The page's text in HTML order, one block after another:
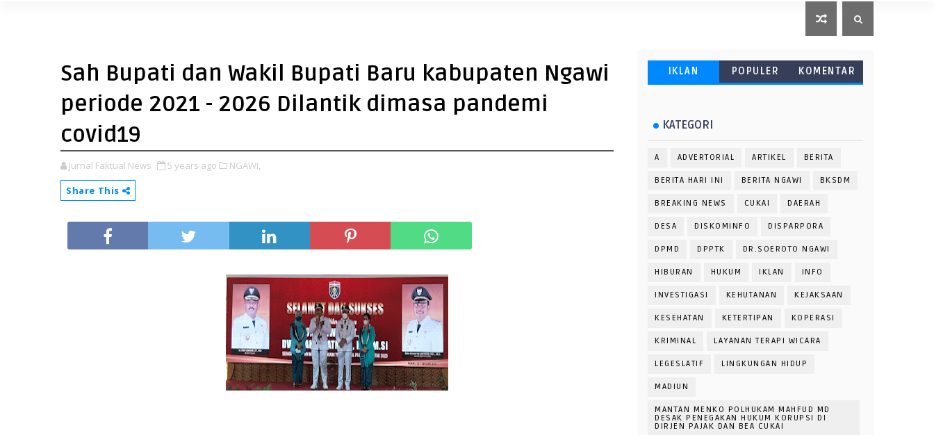
Sah Bupati dan Wakil Bupati Baru kabupaten Ngawi
periode 2021 - 2026 Dilantik dimasa pandemi
covid19
Jurnal Faktual News 5 years ago
NGAWI,
Share This
IKLAN POPULER KOMENTAR
KATEGORI
A ADVERTORIAL ARTIKEL BERITA
BERITA HARI INI BERITA NGAWI BKSDM
BREAKING NEWS CUKAI DAERAH
DESA DISKOMINFO DISPARPORA
DPMD DPPTK DR.SOEROTO NGAWI
HIBURAN HUKUM IKLAN INFO
INVESTIGASI KEHUTANAN KEJAKSAAN
KESEHATAN KETERTIPAN KOPERASI
KRIMINAL LAYANAN TERAPI WICARA
LEGESLATIF LINGKUNGAN HIDUP
MADIUN
MANTAN MENKO POLHUKAM MAHFUD MD
DESAK PENEGAKAN HUKUM KORUPSI DI
DIRJEN PAJAK DAN BEA CUKAI